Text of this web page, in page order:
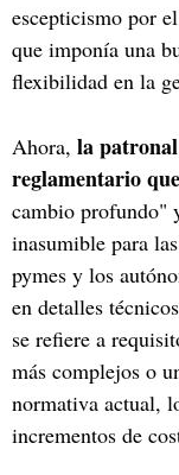
escepticismo por
que imponía una
flexibilidad en la
Ahora, la
reglamentario
cambio profundo"
inasumible para
pymes y los
en detalles
se refiere a
más complejos o
normativa actual,
incrementos de